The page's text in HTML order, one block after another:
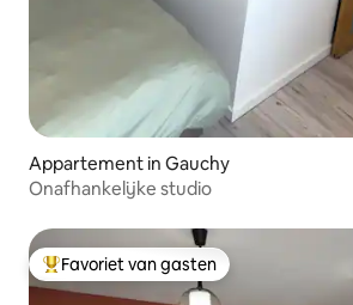
Appartement in Gauchy
Onafhankelijke studio
Topfavoriet van gasten
Favoriet van gasten